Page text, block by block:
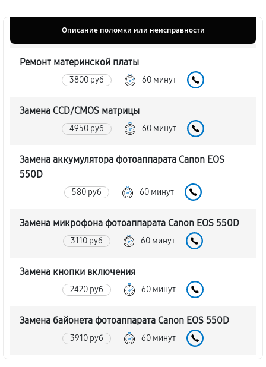
Описание поломки или неисправности
Ремонт материнской платы
3800 руб 60 минут
Замена CCD/CMOS матрицы
4950 руб 60 минут
Замена аккумулятора фотоаппарата Canon EOS
550D
580 руб 60 минут
Замена микрофона фотоаппарата Canon EOS 550D
3110 руб 60 минут
Замена кнопки включения
2420 руб 60 минут
Замена байонета фотоаппарата Canon EOS 550D
3910 руб 60 минут